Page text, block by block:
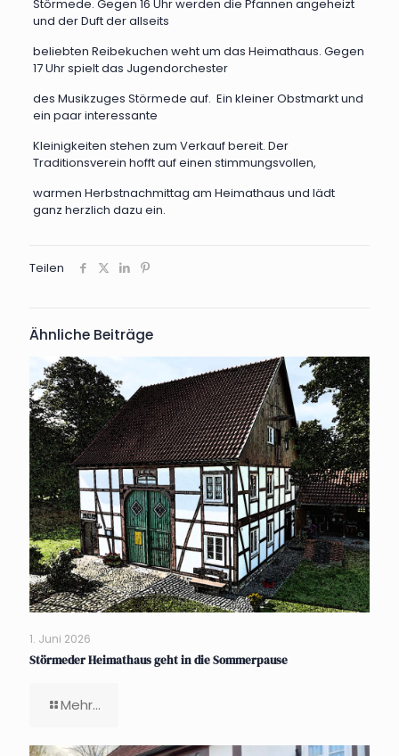
Störmede. Gegen 16 Uhr werden die Pfannen angeheizt
und der Duft der allseits
beliebten Reibekuchen weht um das Heimathaus. Gegen
17 Uhr spielt das Jugendorchester
des Musikzuges Störmede auf. Ein kleiner Obstmarkt und
ein paar interessante
Kleinigkeiten stehen zum Verkauf bereit. Der
Traditionsverein hofft auf einen stimmungsvollen,
warmen Herbstnachmittag am Heimathaus und lädt
ganz herzlich dazu ein.
Teilen
Ähnliche Beiträge
1. Juni 2026
Störmeder Heimathaus geht in die Sommerpause
Mehr...